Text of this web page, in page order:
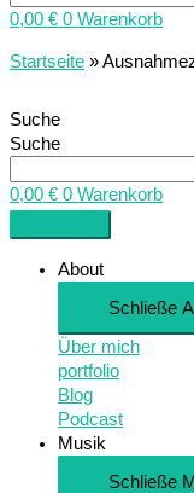
0,00 € 0 Warenkorb
Startseite »
Suche
Suche
0,00 € 0 Warenkorb
About
Schließe
Über mich
portfolio
Blog
Podcast
Musik
Schließe